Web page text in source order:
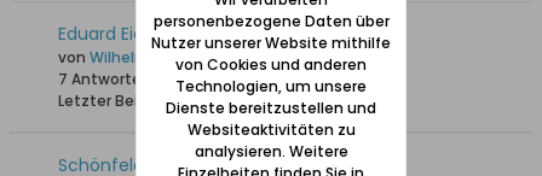
Eduard Eichholz Elektro-Instalation
von Wilhelm Drenseck
7 Antworten
3.158 Hits0 Likes
Letzter Beitrag10.09.2025, 17:23
Schönfelder Weg
personenbezogene Daten über
Nutzer unserer Website mithilfe
von Cookies und anderen
Technologien, um unsere
Dienste bereitzustellen und
Websiteaktivitäten zu
analysieren. Weitere